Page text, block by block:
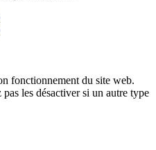
fonctionnement du site web.
les désactiver si un autre type